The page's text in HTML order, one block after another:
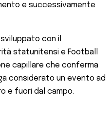
e successivamente
con il
statunitensi e Football
capillare che conferma
considerato un evento ad
e fuori dal campo.